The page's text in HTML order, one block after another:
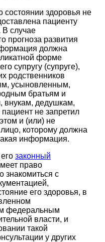
здоровья не
пациенту
В случае
прогноза развития
должна
форме
супругу (супруге),
родственников
усыновленным,
братьям и
внукам, дедушкам,
не запретил
и (или) не
которому должна
информация.
законный
право
знакомиться с
его здоровья, в
федеральным
власти, и
такой
у других